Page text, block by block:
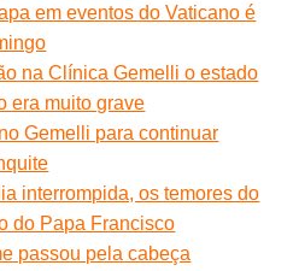
em eventos do Vaticano é
na Clínica Gemelli o estado
era muito grave
Gemelli para continuar
interrompida, os temores do
do Papa Francisco
passou pela cabeça